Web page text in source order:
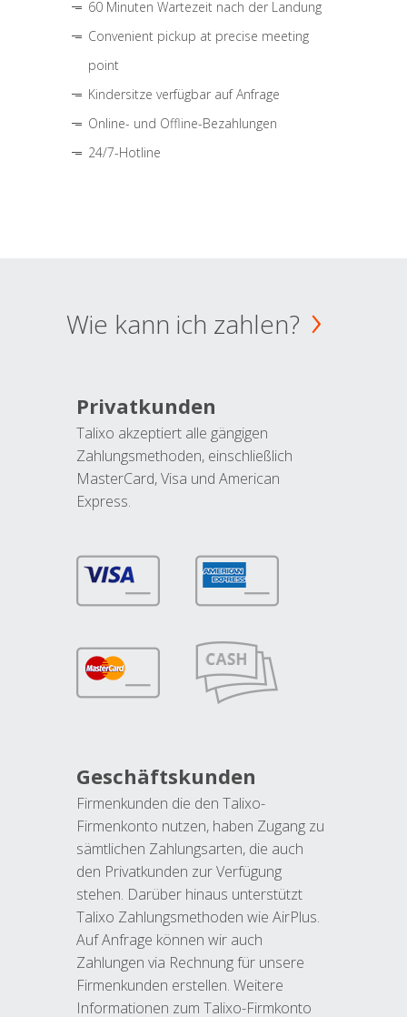
60 Minuten Wartezeit nach der Landung
Convenient pickup at precise meeting
point
Kindersitze verfügbar auf Anfrage
Online- und Offline-Bezahlungen
24/7-Hotline
Wie kann ich zahlen?
Privatkunden
Talixo akzeptiert alle gängigen
Zahlungsmethoden, einschließlich
MasterCard, Visa und American
Express.
Geschäftskunden
Firmenkunden die den Talixo-
Firmenkonto nutzen, haben Zugang zu
sämtlichen Zahlungsarten, die auch
den Privatkunden zur Verfügung
stehen. Darüber hinaus unterstützt
Talixo Zahlungsmethoden wie AirPlus.
Auf Anfrage können wir auch
Zahlungen via Rechnung für unsere
Firmenkunden erstellen. Weitere
Informationen zum Talixo-Firmkonto